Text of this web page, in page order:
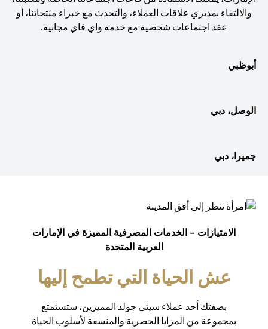
والالتقاء بمديري علاقات العملاء، والتحدث مع خبراء منتجاتنا، أو
عقد اجتماعات شخصية مع خدمة واي فاي مجانية.
أبوظبي
الوصل، دبي
جميرا، دبي
الامتيازات - الخدمات المصرفية المميزة في الإمارات
العربية المتحدة
عش الحياة التي تطمح إليها
بصفتك أحد عملاء سيتي جولد المميزين، ستستمتع
بمجموعة من المزايا الحصرية والمنسقة لأسلوب الحياة